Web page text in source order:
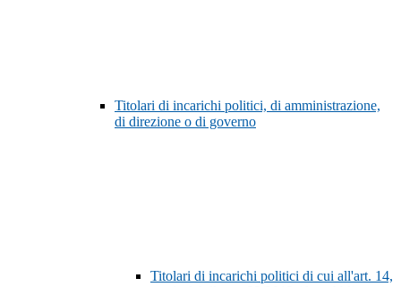
Titolari di incarichi politici, di amministrazione,
di direzione o di governo
Titolari di incarichi politici di cui all'art. 14,